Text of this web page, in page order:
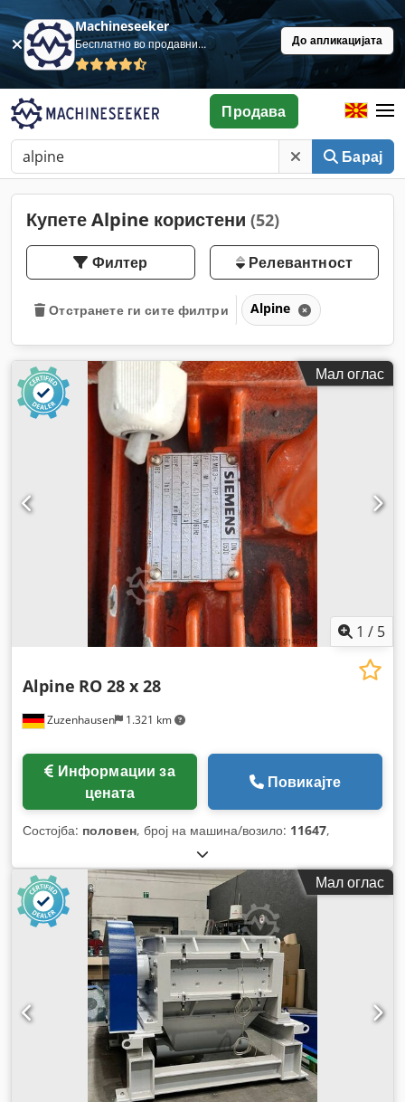
Machineseeker
Бесплатно во продавница До апликацијата
Барај
Продава
Купете Alpine користени (52)
Филтер Релевантност
Отстранете ги сите филтри Alpine
Мал оглас
1 / 5
Zuzenhausen 1.321 km
Alpine RO 28 x 28
цената
Повикајте
Состојба: половен, број на машина/возило: 11647,
Мал оглас